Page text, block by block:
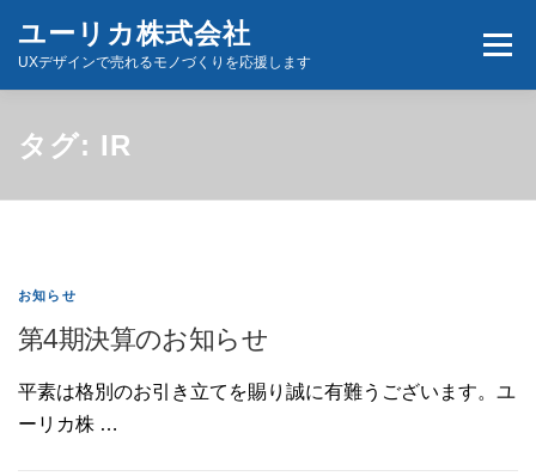
ユーリカ株式会社
UXデザインで売れるモノづくりを応援します
メニ
ホーム
タグ: IR
お知らせ
第4期決算のお知らせ
平素は格別のお引き立てを賜り誠に有難うございます。ユ
ーリカ株 …